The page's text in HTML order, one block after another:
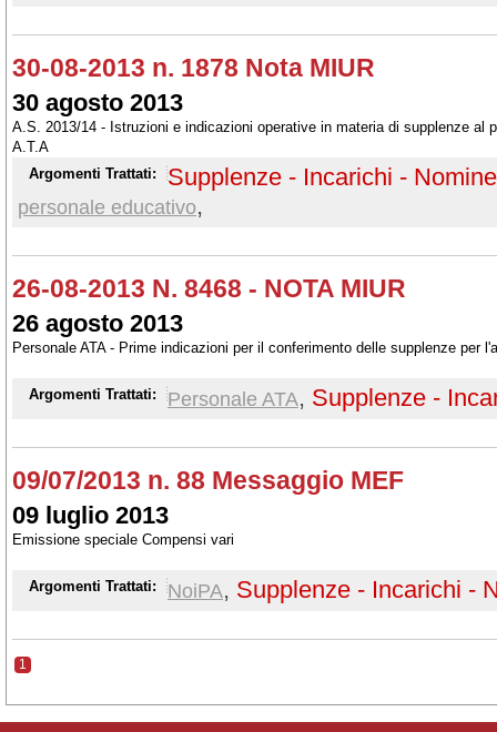
30-08-2013 n. 1878 Nota MIUR
30 agosto 2013
A.S. 2013/14 - Istruzioni e indicazioni operative in materia di supplenze al
A.T.A
Argomenti Trattati:
Supplenze - Incarichi -
personale educativo,
26-08-2013 N. 8468 - NOTA MIUR
26 agosto 2013
Personale ATA - Prime indicazioni per il conferimento delle supplenze per
Argomenti Trattati: Personale ATA, Supplenze -
09/07/2013 n. 88 Messaggio MEF
09 luglio 2013
Emissione speciale Compensi vari
Argomenti Trattati: NoiPA, Supplenze - Incarichi -
1